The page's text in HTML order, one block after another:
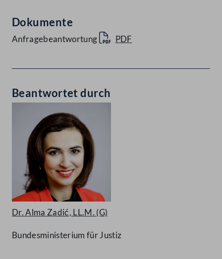
Dokumente
Anfragebeantwortung PDF
Beantwortet durch
Dr. Alma Zadić, LL.M. (G)
Bundesministerium für Justiz